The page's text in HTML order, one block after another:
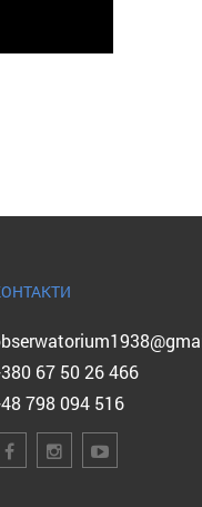
67 50 26 466
798 094 516